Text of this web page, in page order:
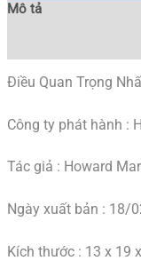
Mô tả
Điều Quan Trọng
Công ty phát hành :
Tác giả : Howard
Ngày xuất bản : 18/
Kích thước : 13 x 19